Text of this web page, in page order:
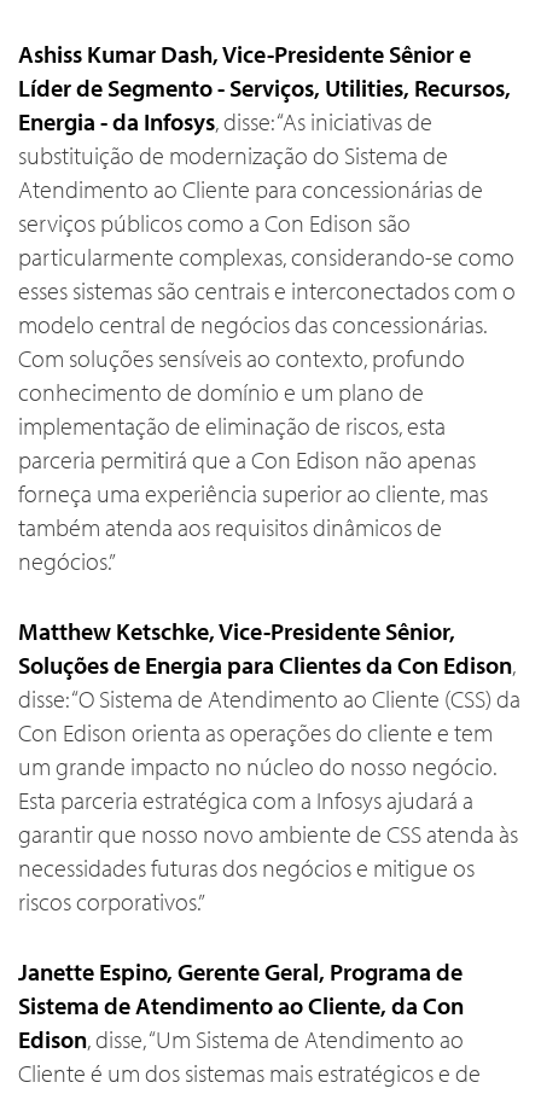
Ashiss Kumar Dash, Vice-Presidente Sênior e
Líder de Segmento - Serviços, Utilities, Recursos,
Energia - da Infosys, disse: “As iniciativas de
substituição de modernização do Sistema de
Atendimento ao Cliente para concessionárias de
serviços públicos como a Con Edison são
particularmente complexas, considerando-se como
esses sistemas são centrais e interconectados com o
modelo central de negócios das concessionárias.
Com soluções sensíveis ao contexto, profundo
conhecimento de domínio e um plano de
implementação de eliminação de riscos, esta
parceria permitirá que a Con Edison não apenas
forneça uma experiência superior ao cliente, mas
também atenda aos requisitos dinâmicos de
negócios.”
Matthew Ketschke, Vice-Presidente Sênior,
Soluções de Energia para Clientes da Con Edison,
disse: “O Sistema de Atendimento ao Cliente (CSS) da
Con Edison orienta as operações do cliente e tem
um grande impacto no núcleo do nosso negócio.
Esta parceria estratégica com a Infosys ajudará a
garantir que nosso novo ambiente de CSS atenda às
necessidades futuras dos negócios e mitigue os
riscos corporativos.”
Janette Espino, Gerente Geral, Programa de
Sistema de Atendimento ao Cliente, da Con
Edison, disse, “Um Sistema de Atendimento ao
Cliente é um dos sistemas mais estratégicos e de